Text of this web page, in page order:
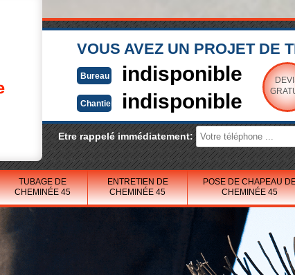
VOUS AVEZ UN PROJET DE
Bureau indisponible
Chantier indisponible
Etre rappelé immédiatement:
TUBAGE DE
CHEMINÉE 45
ENTRETIEN DE
CHEMINÉE 45
POSE DE CHAPEAU
CHEMINÉE 45